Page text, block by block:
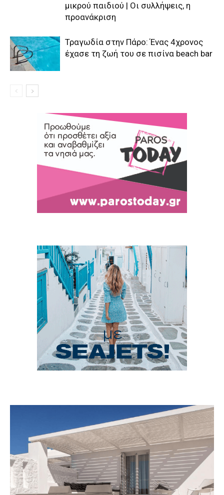
μικρού παιδιού | Οι συλλήψεις, η
προανάκριση
Τραγωδία στην Πάρο: Ένας 4χρονος
έχασε τη ζωή του σε πισίνα beach bar